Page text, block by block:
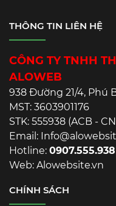
THÔNG TIN LIÊN HỆ
CÔNG TY TNHH
ALOWEB
938 Đường 21/4, Phú
MST: 3603901176
STK: 555938 (ACB -
Email:
Hotline:
Web: Alowebsite.vn
CHÍNH SÁCH